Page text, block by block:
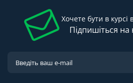
Хочете бути в курсі
Підпишіться